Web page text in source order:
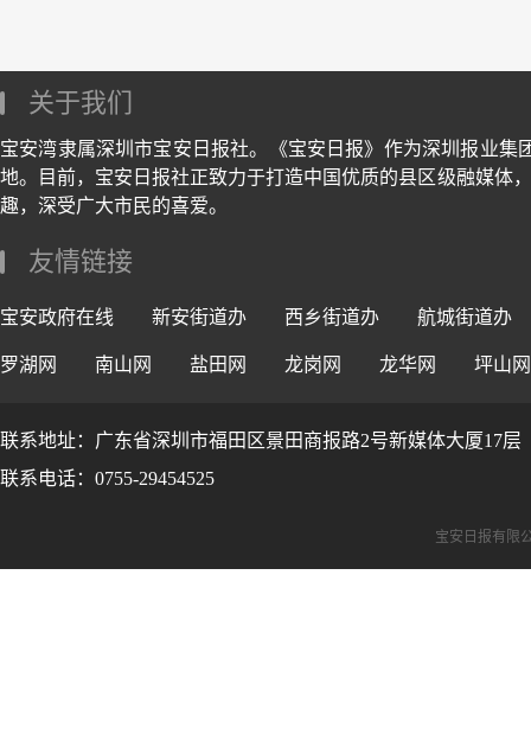
关于我们
宝安湾隶属深圳市宝安日报社。《宝安日报》作为深圳报业
地。目前，宝安日报社正致力于打造中国优质的县区级融媒体
趣，深受广大市民的喜爱。
友情链接
宝安政府在线 新安街道办 西乡街道办 航城街道办
罗湖网 南山网 盐田网 龙岗网 龙华网 坪山网
联系地址：广东省深圳市福田区景田商报路2号新媒体大厦17层
联系电话：0755-29454525
宝安日报有限